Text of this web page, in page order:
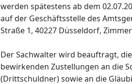
werden spätestens ab dem
auf der Geschäftsstelle des
Straße 1, 40227 Düsseldorf,
Der Sachwalter wird beauftragt,
bewirkenden Zustellungen an die
(Drittschuldner) sowie an die